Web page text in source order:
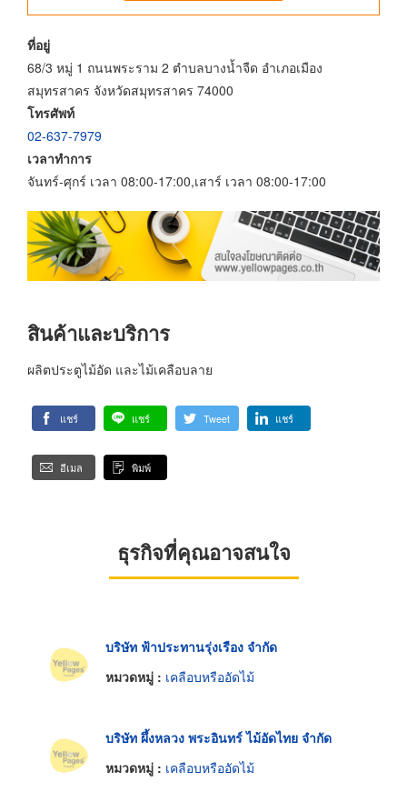
ที่อยู่
68/3 หมู่ 1 ถนนพระราม 2 ตำบลบางน้ำจืด อำเภอเมือง
สมุทรสาคร จังหวัดสมุทรสาคร 74000
โทรศัพท์
02-637-7979
เวลาทำการ
จันทร์-ศุกร์ เวลา 08:00-17:00,เสาร์ เวลา 08:00-17:00
สินค้าและบริการ
ผลิตประตูไม้อัด และไม้เคลือบลาย
แชร์ แชร์ Tweet แชร์
อีเมล พิมพ์
ธุรกิจที่คุณอาจสนใจ
บริษัท ฟ้าประทานรุ่งเรือง จำกัด
หมวดหมู่ : เคลือบหรืออัดไม้
บริษัท ผึ้งหลวง พระอินทร์ ไม้อัดไทย จำกัด
หมวดหมู่ : เคลือบหรืออัดไม้